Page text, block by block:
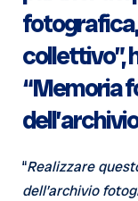
collettivo”,
“Memoria
“Realizzare
dell’archivio